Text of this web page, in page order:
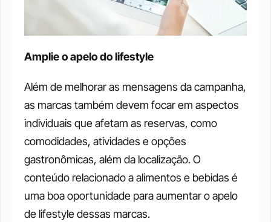
Amplie o apelo do lifestyle
Além de melhorar as mensagens da campanha,
as marcas também devem focar em aspectos
individuais que afetam as reservas, como
comodidades, atividades e opções
gastronômicas, além da localização. O
conteúdo relacionado a alimentos e bebidas é
uma boa oportunidade para aumentar o apelo
de lifestyle dessas marcas.